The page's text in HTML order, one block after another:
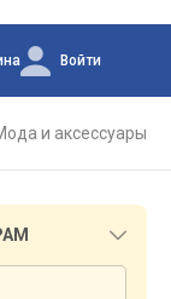
Войти
и аксессуары